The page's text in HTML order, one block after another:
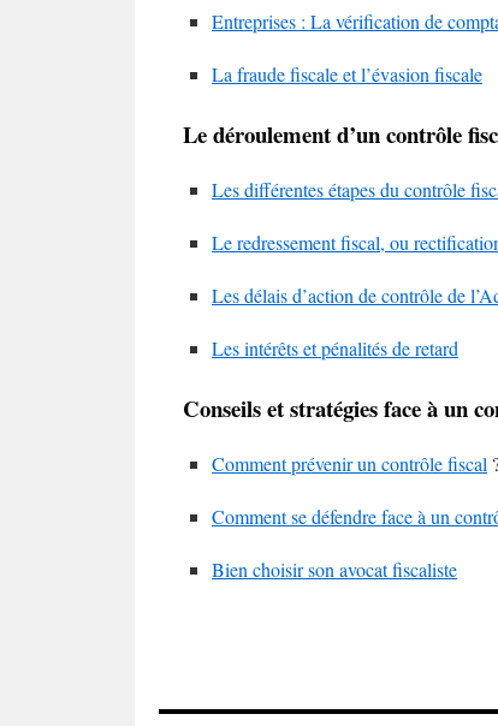
Entreprises : La vérification de
La fraude fiscale et l’évasion fiscale
Le déroulement d’un contrôle
Les différentes étapes du contrôle
Le redressement fiscal, ou
Les délais d’action de contrôle de
Les intérêts et pénalités de retard
Conseils et stratégies face à un
Comment prévenir un contrôle fiscal
Comment se défendre face à un
Bien choisir son avocat fiscaliste